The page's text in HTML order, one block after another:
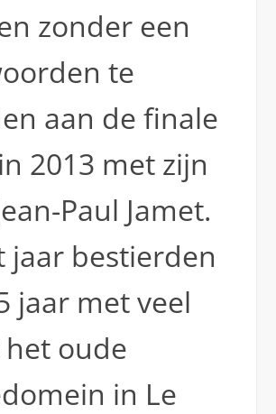
zonder een
te
aan de finale
2013 met zijn
Paul Jamet.
jaar bestierden
jaar met veel
het oude
in Le